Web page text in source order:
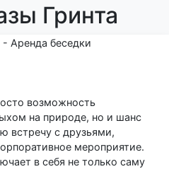
Гринта
возможность
на природе, но и шанс
встречу с друзьями,
мероприятие.
в себя не только саму